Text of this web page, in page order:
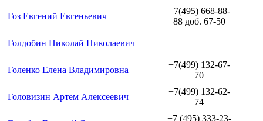
Гоз Евгений Евгеньевич
+7(495) 668-88-
88 доб. 67-50
Голдобин Николай Николаевич
Голенко Елена Владимировна
+7(499) 132-67-
70
Головизин Артем Алексеевич
+7(499) 132-62-
74
+7 (495) 333-23-